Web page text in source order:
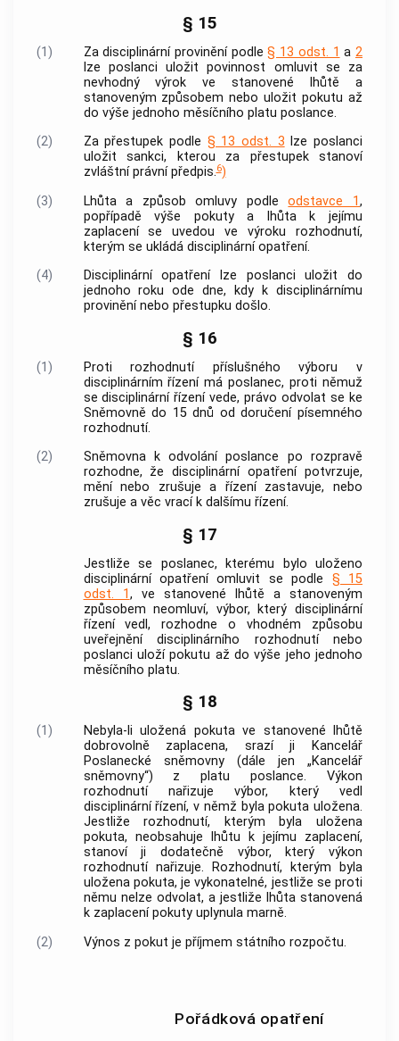
§ 15
(1) Za disciplinární provinění podle§ 13 odst. 1 a2
lze poslanci uložit povinnost omluvit se za
nevhodný výrok ve stanovené lhůtě a
stanoveným způsobem nebo uložit pokutu až
do výše jednoho měsíčního platu poslance.
(2)
Zapřestupek podle § 13 odst. 3 lze poslanci
uložit sankci, kterou za přestupekstanoví
zvláštní právní předpis.6)
(3)
Lhůta a způsob omluvy podleodstavce 1,
popřípadě výše pokuty a lhůta k jejímu
zaplacení se uvedou ve výroku rozhodnutí,
kterým se ukládá disciplinární opatření.
(4)
Disciplinární opatření lze poslanci uložit do
jednoho roku ode dne, kdy k disciplinárnímu
provinění nebo přestupku došlo.
§ 16
(1)
Proti rozhodnutí příslušného výboru v
disciplinárním řízení má poslanec, proti němuž
se disciplinární řízení vede, právo odvolat se ke
Sněmovně do 15 dnů od doručení písemného
rozhodnutí.
(2)
Sněmovna k odvolání poslance po rozpravě
rozhodne, že disciplinární opatření potvrzuje,
mění nebo zrušuje a řízení zastavuje, nebo
zrušuje a věc vrací k dalšímu řízení.
§ 17
Jestliže se poslanec, kterému bylo uloženo
disciplinární opatření omluvit se podle § 15
odst. 1, ve stanovené lhůtě a stanoveným
způsobem neomluví, výbor, který disciplinární
řízení vedl, rozhodne o vhodném způsobu
uveřejnění disciplinárního rozhodnutí nebo
poslanci uloží pokutu až do výše jeho jednoho
měsíčního platu.
§ 18
(1)
Nebyla-li uložená pokuta ve stanovené lhůtě
dobrovolně zaplacena, srazí ji Kancelář
Poslanecké sněmovny (dále jen „Kancelář
sněmovny“) z platu poslance. Výkon
rozhodnutí nařizuje výbor, který vedl
disciplinární řízení, v němž byla pokuta uložena.
Jestliže rozhodnutí, kterým byla uložena
pokuta, neobsahuje lhůtu k jejímu zaplacení,
stanoví ji dodatečně výbor, který výkon
rozhodnutí nařizuje. Rozhodnutí, kterým byla
uložena pokuta, je vykonatelné, jestliže se proti
němu nelze odvolat, a jestliže lhůta stanovená
k zaplacení pokuty uplynula marně.
(2)
Výnos z pokut je příjmem státního rozpočtu.
Pořádková opatření